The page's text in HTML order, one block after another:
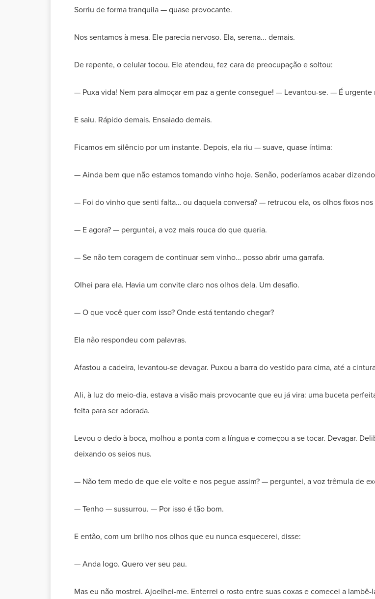
Sorriu de forma tranquila — quase provocante.
Nos sentamos à mesa. Ele parecia nervoso. Ela, serena... demais.
De repente, o celular tocou. Ele atendeu, fez cara de preocupação e soltou:
— Puxa vida! Nem para almoçar em paz a gente consegue! — Levantou-se. — É
E saiu. Rápido demais. Ensaiado demais.
Ficamos em silêncio por um instante. Depois, ela riu — suave, quase íntima:
— Ainda bem que não estamos tomando vinho hoje. Senão, poderíamos acabar
— Foi do vinho que senti falta… ou daquela conversa? — retrucou ela, os olhos fixos
— E agora? — perguntei, a voz mais rouca do que queria.
— Se não tem coragem de continuar sem vinho… posso abrir uma garrafa.
Olhei para ela. Havia um convite claro nos olhos dela. Um desafio.
— O que você quer com isso? Onde está tentando chegar?
Ela não respondeu com palavras.
Afastou a cadeira, levantou-se devagar. Puxou a barra do vestido para cima, até a
Ali, à luz do meio-dia, estava a visão mais provocante que eu já vira: uma buceta
feita para ser adorada.
Levou o dedo à boca, molhou a ponta com a língua e começou a se tocar. Devagar.
deixando os seios nus.
— Não tem medo de que ele volte e nos pegue assim? — perguntei, a voz trêmula de
— Tenho — sussurrou. — Por isso é tão bom.
E então, com um brilho nos olhos que eu nunca esquecerei, disse:
— Anda logo. Quero ver seu pau.
Mas eu não mostrei. Ajoelhei-me. Enterrei o rosto entre suas coxas e comecei a